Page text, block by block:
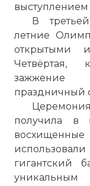
выступлением
В
летние
открытыми
Четвёртая,
зажжение
праздничный
получила в
гигантский
уникальным